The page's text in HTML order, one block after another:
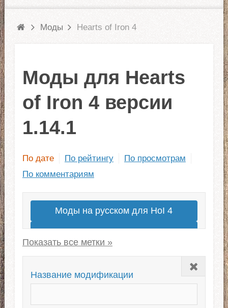
Моды Hearts of Iron 4
Моды для Hearts
of Iron 4 версии
1.14.1
По дате По рейтингу
По просмотрам
По комментариям
Моды на русском для HoI 4
Моды на современность
Сабмоды для OWB
Закрыть
Название модификации